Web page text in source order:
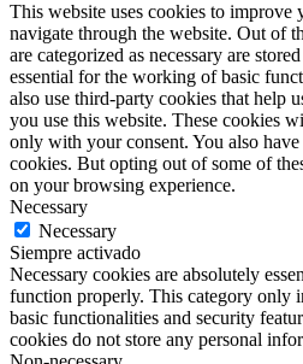
This website uses cookies to improve
navigate through the website. Out of
are categorized as necessary are
essential for the working of basic
also use third-party cookies that help
you use this website. These cookies
only with your consent. You also
cookies. But opting out of some of
on your browsing experience.
Necessary
Necessary
Siempre activado
Necessary cookies are absolutely
function properly. This category only
basic functionalities and security
cookies do not store any personal